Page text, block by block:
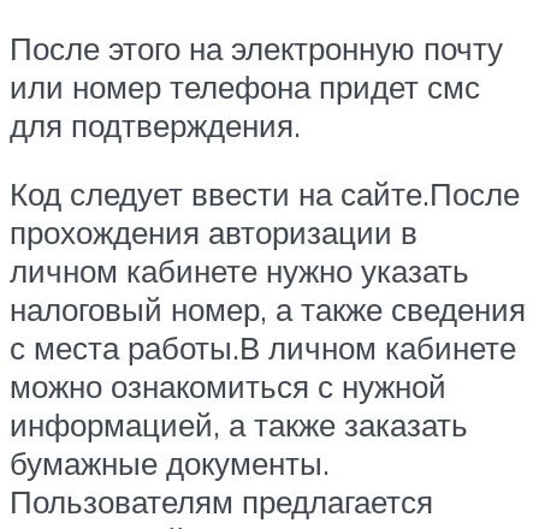
После этого на электронную почту
или номер телефона придет смс
для подтверждения.
Код следует ввести на сайте.После
прохождения авторизации в
личном кабинете нужно указать
налоговый номер, а также сведения
с места работы.В личном кабинете
можно ознакомиться с нужной
информацией, а также заказать
бумажные документы.
Пользователям предлагается